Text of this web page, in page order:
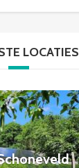
LOCATIES